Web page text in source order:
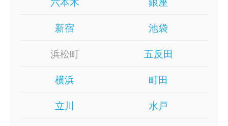
新宿
池袋
浜松町
五反田
横浜
町田
立川
水戸